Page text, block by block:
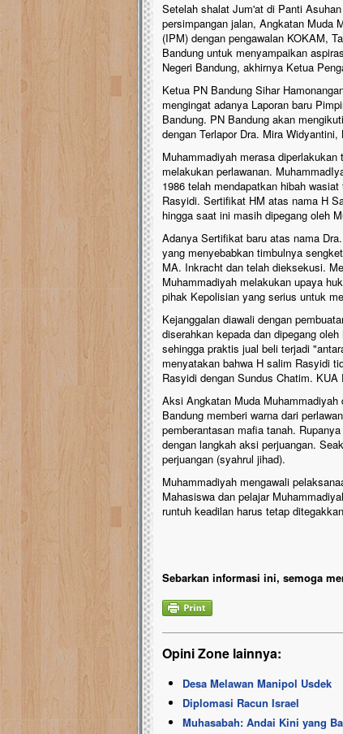
Setelah shalat Jum'at di Panti
persimpangan jalan, Angkatan Muda
(IPM) dengan pengawalan KOKAM,
Bandung untuk menyampaikan
Negeri Bandung, akhirnya Ketua
Ketua PN Bandung Sihar
mengingat adanya Laporan baru
Bandung. PN Bandung akan
dengan Terlapor Dra. Mira
Muhammadiyah merasa
melakukan perlawanan.
1986 telah mendapatkan hibah
Rasyidi. Sertifikat HM atas nama H
hingga saat ini masih dipegang oleh
Adanya Sertifikat baru atas nama
yang menyebabkan timbulnya
MA. Inkracht dan telah dieksekusi.
Muhammadiyah melakukan upaya
pihak Kepolisian yang serius untuk
Kejanggalan diawali dengan
diserahkan kepada dan dipegang
sehingga praktis jual beli terjadi
menyatakan bahwa H salim Rasyidi
Rasyidi dengan Sundus Chatim.
Aksi Angkatan Muda
Bandung memberi warna dari
pemberantasan mafia tanah.
dengan langkah aksi perjuangan.
perjuangan (syahrul jihad).
Muhammadiyah mengawali
Mahasiswa dan pelajar
runtuh keadilan harus tetap
Sebarkan informasi ini, semoga
Opini Zone lainnya:
Desa Melawan Manipol Usdek
Diplomasi Racun Israel
Muhasabah: Andai Kini yang